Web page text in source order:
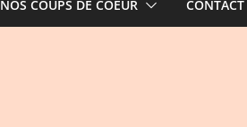
NOS COUPS DE COEUR CONTACT